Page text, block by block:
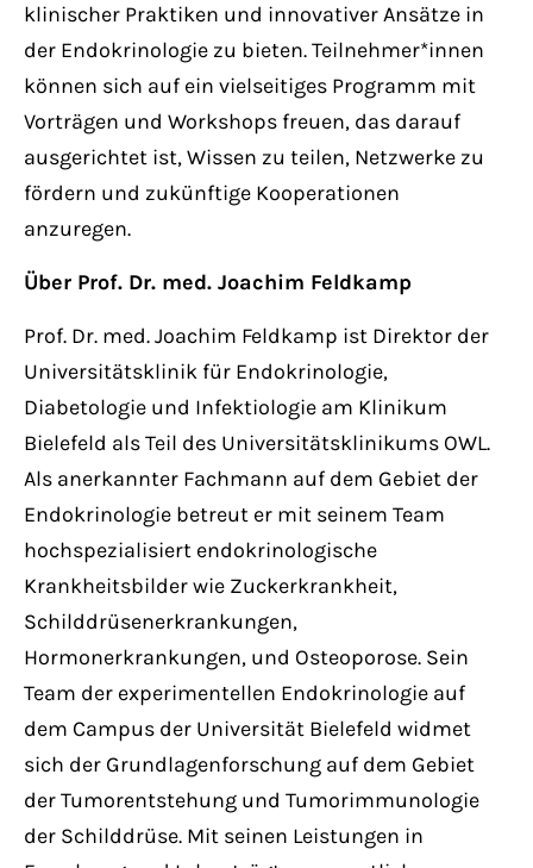
klinischer Praktiken und innovativer Ansätze in
der Endokrinologie zu bieten. Teilnehmer*innen
können sich auf ein vielseitiges Programm mit
Vorträgen und Workshops freuen, das darauf
ausgerichtet ist, Wissen zu teilen, Netzwerke zu
fördern und zukünftige Kooperationen
anzuregen.
Über Prof. Dr. med. Joachim Feldkamp
Prof. Dr. med. Joachim Feldkamp ist Direktor der
Universitätsklinik für Endokrinologie,
Diabetologie und Infektiologie am Klinikum
Bielefeld als Teil des Universitätsklinikums OWL.
Als anerkannter Fachmann auf dem Gebiet der
Endokrinologie betreut er mit seinem Team
hochspezialisiert endokrinologische
Krankheitsbilder wie Zuckerkrankheit,
Schilddrüsenerkrankungen,
Hormonerkrankungen, und Osteoporose. Sein
Team der experimentellen Endokrinologie auf
dem Campus der Universität Bielefeld widmet
sich der Grundlagenforschung auf dem Gebiet
der Tumorentstehung und Tumorimmunologie
der Schilddrüse. Mit seinen Leistungen in